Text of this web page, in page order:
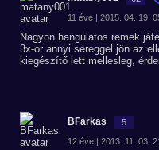
11 éve | 2015. 04. 19.
Nagyon hangulatos remek
3x-or annyi sereggel jön az
kiegészítő lett mellesleg,
BFarkas 5
12 éve | 2013. 11. 03.